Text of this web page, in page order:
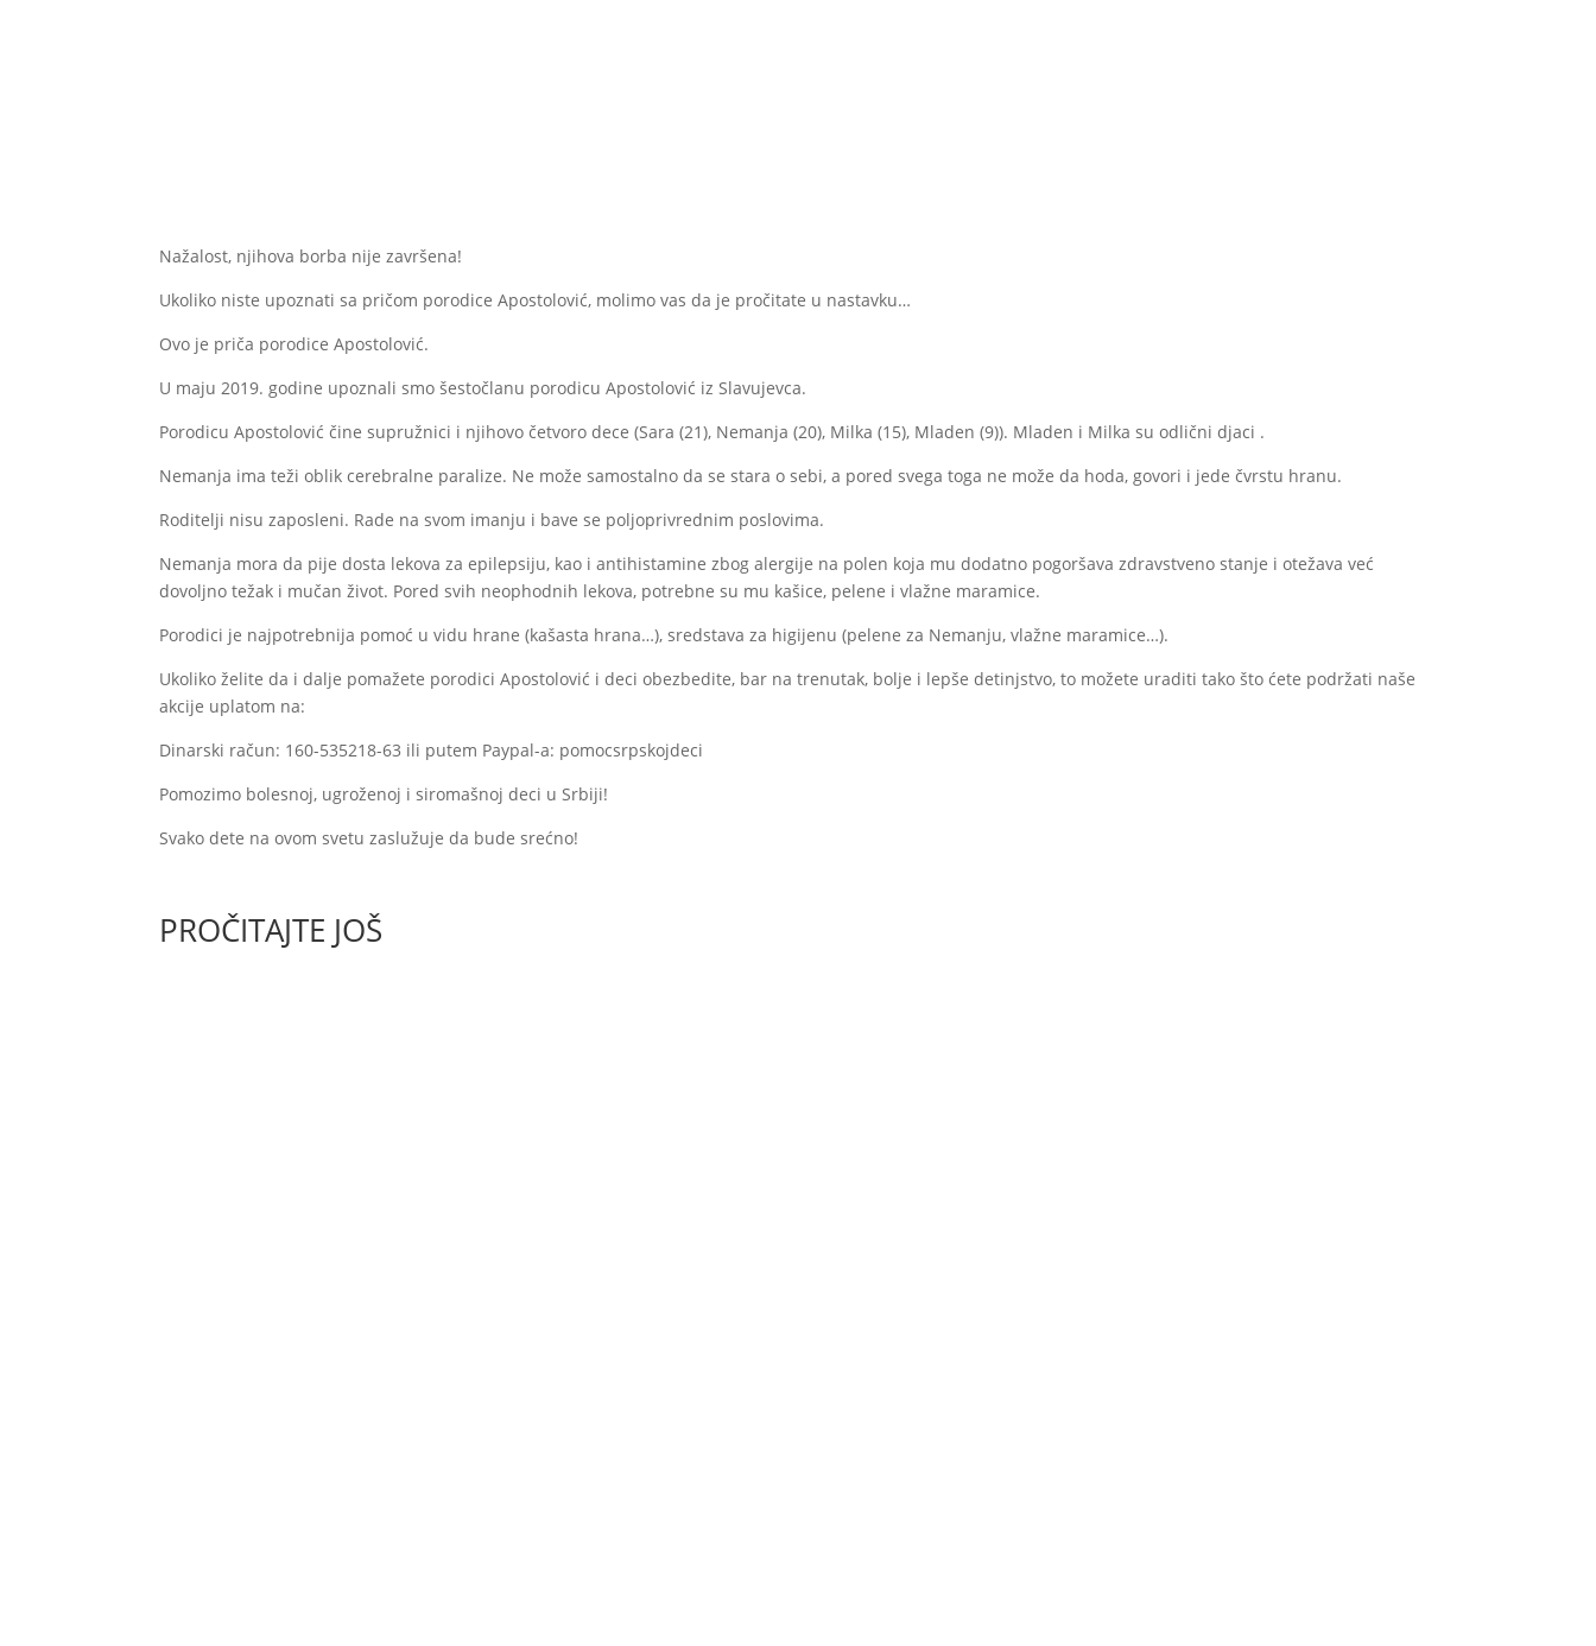
Nažalost, njihova borba nije završena!
Ukoliko niste upoznati sa pričom porodice Apostolović, molimo vas da je pročitate u nastavku…
Ovo je priča porodice Apostolović.
U maju 2019. godine upoznali smo šestočlanu porodicu Apostolović iz Slavujevca.
Porodicu Apostolović čine supružnici i njihovo četvoro dece (Sara (21), Nemanja (20), Milka (15), Mladen (9)). Mladen i Milka su odlični djaci .
Nemanja ima teži oblik cerebralne paralize. Ne može samostalno da se stara o sebi, a pored svega toga ne može da hoda, govori i jede čvrstu hranu.
Roditelji nisu zaposleni. Rade na svom imanju i bave se poljoprivrednim poslovima.
Nemanja mora da pije dosta lekova za epilepsiju, kao i antihistamine zbog alergije na polen koja mu dodatno pogoršava zdravstveno stanje i otežava već
dovoljno težak i mučan život. Pored svih neophodnih lekova, potrebne su mu kašice, pelene i vlažne maramice.
Porodici je najpotrebnija pomoć u vidu hrane (kašasta hrana…), sredstava za higijenu (pelene za Nemanju, vlažne maramice…).
Ukoliko želite da i dalje pomažete porodici Apostolović i deci obezbedite, bar na trenutak, bolje i lepše detinjstvo, to možete uraditi tako što ćete podržati naše
akcije uplatom na:
Dinarski račun: 160-535218-63 ili putem Paypal-a: pomocsrpskojdeci
Pomozimo bolesnoj, ugroženoj i siromašnoj deci u Srbiji!
Svako dete na ovom svetu zaslužuje da bude srećno!
PROČITAJTE JOŠ